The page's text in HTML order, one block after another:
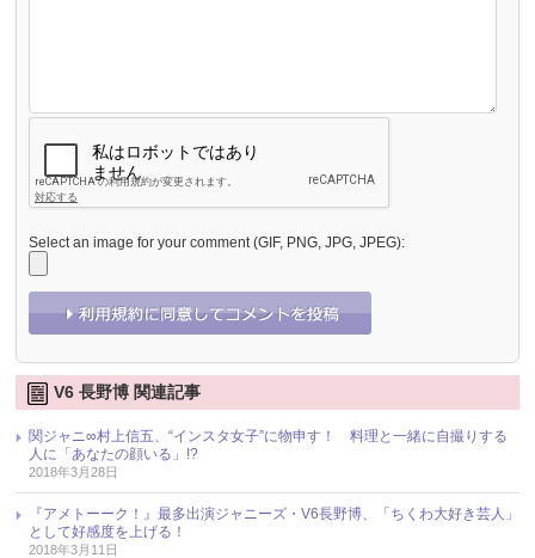
Select an image for your comment (GIF, PNG, JPG, JPEG):
V6 長野博 関連記事
関ジャニ∞村上信五、“インスタ女子”に物申す！ 料理と一緒に自撮りする
人に「あなたの顔いる」!?
2018年3月28日
『アメトーーク！』最多出演ジャニーズ・V6長野博、「ちくわ大好き芸人」
として好感度を上げる！
2018年3月11日